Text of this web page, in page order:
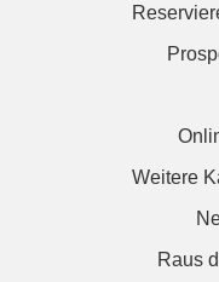
Weitere
Raus